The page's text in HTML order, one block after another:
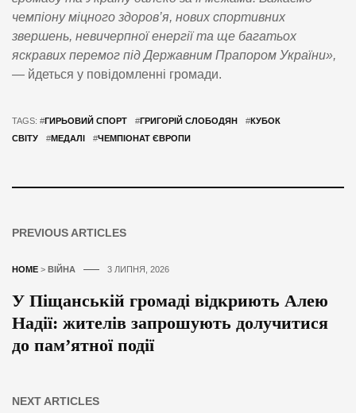
чемпіону міцного здоров’я, нових спортивних
звершень, невичерпної енергії та ще багатьох
яскравих перемог під Державним Прапором України»,
— йдеться у повідомленні громади.
TAGS: #ГИРЬОВИЙ СПОРТ #ГРИГОРІЙ СЛОБОДЯН #КУБОК
СВІТУ
#МЕДАЛІ #ЧЕМПІОНАТ ЄВРОПИ
PREVIOUS ARTICLES
HOME > ВІЙНА 3 ЛИПНЯ, 2026
У Піщанській громаді відкриють Алею
Надії: жителів запрошують долучитися
до пам’ятної події
NEXT ARTICLES